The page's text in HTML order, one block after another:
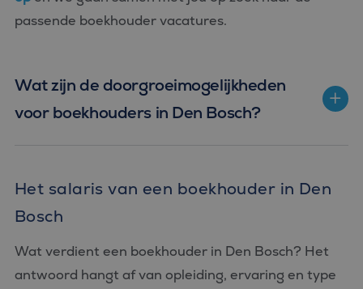
passende boekhouder vacatures.
Wat zijn de doorgroeimogelijkheden
voor boekhouders in Den Bosch?
Het salaris van een boekhouder in Den
Bosch
Wat verdient een boekhouder in Den Bosch? Het
antwoord hangt af van opleiding, ervaring en type